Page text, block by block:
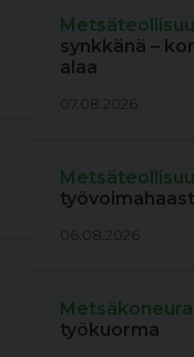
synkkänä –
alaa
07.08.2026
06.08.2026
työkuorma